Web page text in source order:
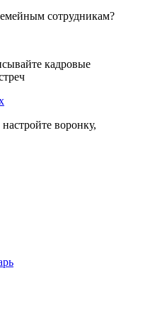
сотрудникам?
кадровые
воронку,